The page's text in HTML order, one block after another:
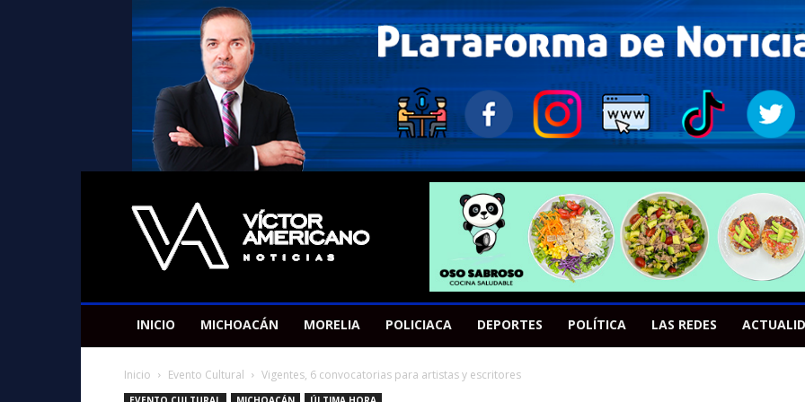
Americano
Victor
INICIO MICHOACÁN MORELIA POLICIACA DEPORTES POLÍTICA LAS REDES
Inicio Evento Cultural Vigentes, 6 convocatorias para artistas y escritores